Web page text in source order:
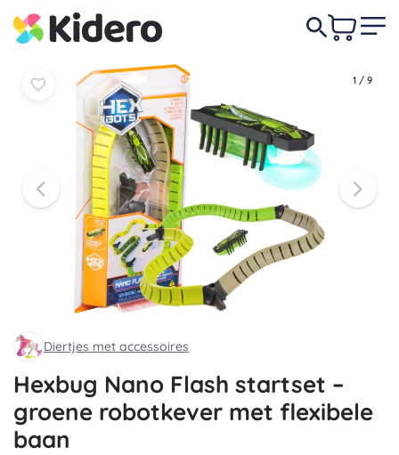
1 / 9
Diertjes met accessoires
Hexbug Nano Flash startset –
groene robotkever met flexibele
baan
9,80 €
In